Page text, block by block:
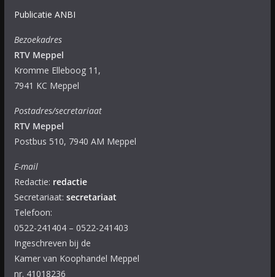
Publicatie ANBI
Bezoekadres
RTV Meppel
Kromme Elleboog 11,
7941 KC Meppel
Postadres/secretariaat
RTV Meppel
Postbus 510, 7940 AM Meppel
E-mail
Redactie: redactie
Secretariaat: secretariaat
Telefoon:
0522-241404 – 0522-241403
Ingeschreven bij de
Kamer van Koophandel Meppel
nr. 41018236